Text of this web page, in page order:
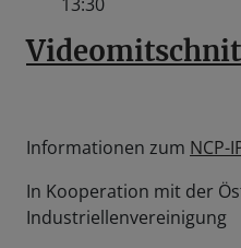
Informationen zum NCP-
In Kooperation mit der
Industriellenvereinigung